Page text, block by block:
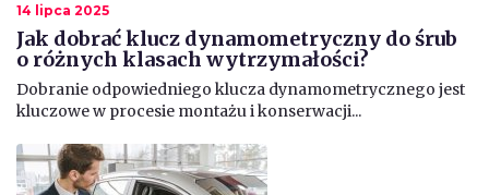
14 lipca 2025
Jak dobrać klucz dynamometryczny do śrub
o różnych klasach wytrzymałości?
Dobranie odpowiedniego klucza dynamometrycznego jest
kluczowe w procesie montażu i konserwacji...